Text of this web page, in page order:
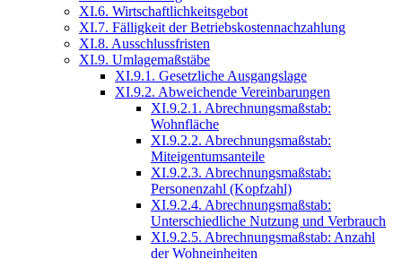
XI.6. Wirtschaftlichkeitsgebot
XI.7. Fälligkeit der Betriebskostennachzahlung
XI.8. Ausschlussfristen
XI.9. Umlagemaßstäbe
XI.9.1. Gesetzliche Ausgangslage
XI.9.2. Abweichende Vereinbarungen
XI.9.2.1. Abrechnungsmaßstab:
Wohnfläche
XI.9.2.2. Abrechnungsmaßstab:
Miteigentumsanteile
XI.9.2.3. Abrechnungsmaßstab:
Personenzahl (Kopfzahl)
XI.9.2.4. Abrechnungsmaßstab:
Unterschiedliche Nutzung und Verbrauch
XI.9.2.5. Abrechnungsmaßstab: Anzahl
der Wohneinheiten